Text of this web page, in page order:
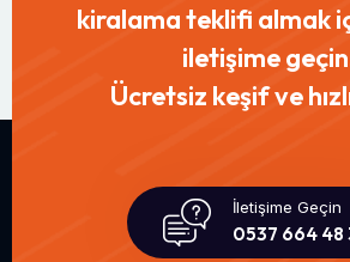
kiralama teklifi almak
iletişime
Ücretsiz keşif ve
0537 664 48
İletişime Geçin